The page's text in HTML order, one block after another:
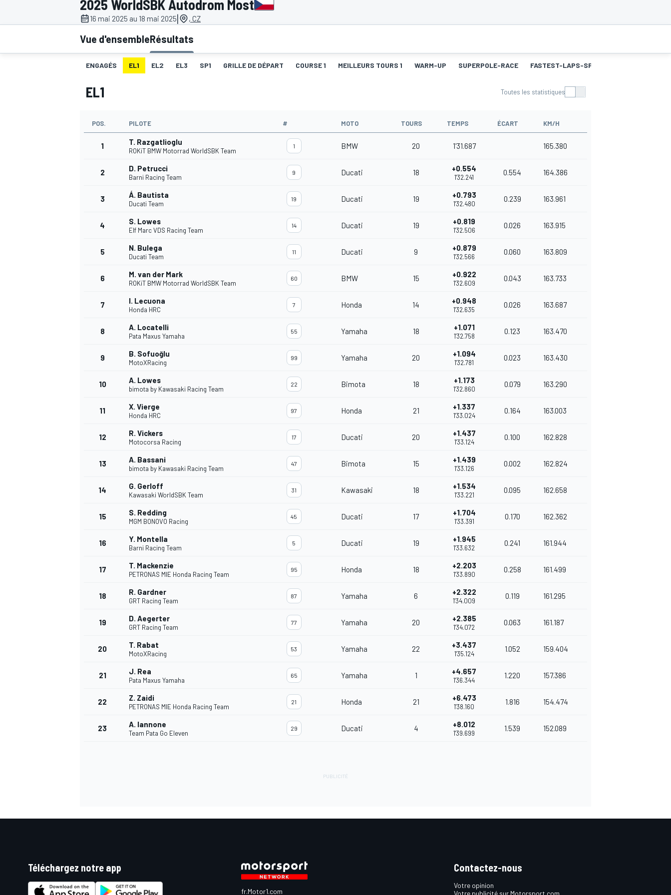
2025 WorldSBK Autodrom Most
16 mai 2025 au 18 mai 2025| , CZ
Vue d'ensembleRésultats
ENGAGÉS EL1 EL2 EL3 SP1 GRILLE DE DÉPART COURSE 1 MEILLEURS TOURS 1 WARM-UP SUPERPOLE-RACE FASTEST-LAPS-SP
EL1 Toutes les statistiques
POS. PILOTE # MOTO TOURS TEMPS ÉCART KM/H
1 T. Razgatlioglu
ROKiT BMW Motorrad WorldSBK Team
1 BMW 20 1'31.687 165.380
2 D. Petrucci
Barni Racing Team
9 Ducati 18 +0.554
1'32.241
0.554 164.386
3 Á. Bautista
Ducati Team
19 Ducati 19 +0.793
1'32.480
0.239 163.961
4 S. Lowes
Elf Marc VDS Racing Team
14 Ducati 19 +0.819
1'32.506
0.026 163.915
5 N. Bulega
Ducati Team
11 Ducati 9 +0.879
1'32.566
0.060 163.809
6 M. van der Mark
ROKiT BMW Motorrad WorldSBK Team
60 BMW 15 +0.922
1'32.609
0.043 163.733
7 I. Lecuona
Honda HRC
7 Honda 14 +0.948
1'32.635
0.026 163.687
8 A. Locatelli
Pata Maxus Yamaha
55 Yamaha 18 +1.071
1'32.758
0.123 163.470
9 B. Sofuoğlu
MotoXRacing
99 Yamaha 20 +1.094
1'32.781
0.023 163.430
10 A. Lowes
bimota by Kawasaki Racing Team
22 Bimota 18 +1.173
1'32.860
0.079 163.290
11 X. Vierge
Honda HRC
97 Honda 21 +1.337
1'33.024
0.164 163.003
12 R. Vickers
Motocorsa Racing
17 Ducati 20 +1.437
1'33.124
0.100 162.828
13 A. Bassani
bimota by Kawasaki Racing Team
47 Bimota 15 +1.439
1'33.126
0.002 162.824
14 G. Gerloff
Kawasaki WorldSBK Team
31 Kawasaki 18 +1.534
1'33.221
0.095 162.658
15 S. Redding
MGM BONOVO Racing
45 Ducati 17 +1.704
1'33.391
0.170 162.362
16 Y. Montella
Barni Racing Team
5 Ducati 19 +1.945
1'33.632
0.241 161.944
17 T. Mackenzie
PETRONAS MIE Honda Racing Team
95 Honda 18 +2.203
1'33.890
0.258 161.499
18 R. Gardner
GRT Racing Team
87 Yamaha 6 +2.322
1'34.009
0.119 161.295
19 D. Aegerter
GRT Racing Team
77 Yamaha 20 +2.385
1'34.072
0.063 161.187
20 T. Rabat
MotoXRacing
53 Yamaha 22 +3.437
1'35.124
1.052 159.404
21 J. Rea
Pata Maxus Yamaha
65 Yamaha 1 +4.657
1'36.344
1.220 157.386
22 Z. Zaidi
PETRONAS MIE Honda Racing Team
21 Honda 21 +6.473
1'38.160
1.816 154.474
23 A. Iannone
Team Pata Go Eleven
29 Ducati 4 +8.012
1'39.699
1.539 152.089
Téléchargez notre app
fr.Motor1.com
Contactez-nous
Votre opinion
Votre publicité sur Motorsport.com